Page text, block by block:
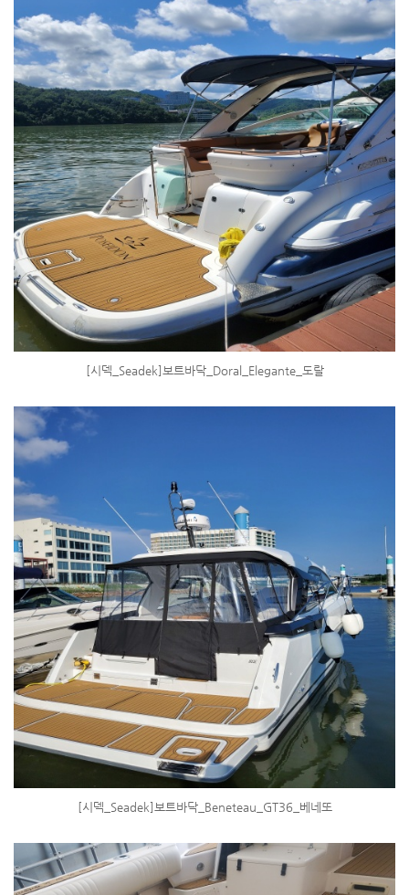
[시덱_Seadek]보트바닥_Doral_Elegante_도랄
[시덱_Seadek]보트바닥_Beneteau_GT36_베네또